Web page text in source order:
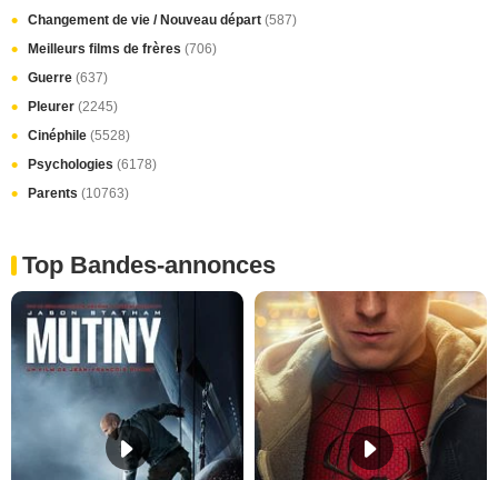
Changement de vie / Nouveau départ (587)
Meilleurs films de frères (706)
Guerre (637)
Pleurer (2245)
Cinéphile (5528)
Psychologies (6178)
Parents (10763)
Top Bandes-annonces